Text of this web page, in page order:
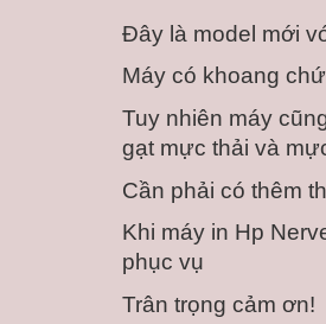
Đây là model mới
Máy có khoang
Tuy nhiên máy
gạt mực thải và
Cần phải có thêm
Khi máy in Hp
phục vụ
Trân trọng cảm ơn!